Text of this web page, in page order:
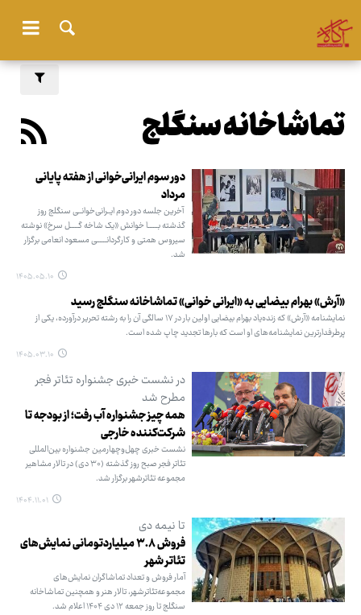
تماشاخانه سنگلج
دور سوم ایرانی‌خوانی از هفته پایانی
مرداد
آخرین جلسه دور دوم ایــرانی‌خوانــی سنگلج روز
گذشته بــــــا خوانش «یک شاخه گـــــل سرخ» نوشته
سیروس همتی و کارگردانــــــی مسعود انعامی برگزار
شد.
۱۴۰۵.۰۵.۱۰
«آرش» بهرام بیضایی به «ایرانی خوانی» تماشاخانه سنگلج رسید
نمایشنامه «آرش» که زنده‌یاد بهرام بیضایی اولین بار در ۱۷ سالگی آن را به رشته تحریر درآورده، یکی از
پرطرفدارترین نمایشنامه‌های او است که بارها تجدید چاپ شده است.
۱۴۰۵.۰۳.۱۰
در نشست خبری جشنواره تئاتر فجر
مطرح شد
همه چیز جشنواره آب رفت؛‌ از بودجه تا
شرکت‌کننده خارجی
نشست خبری چهل‌وچهارمین جشنواره بین‌المللی
تئاتر فجر صبح روز گذشته (۳۰ دی) در تالار مشاهیر
مجموعه تئاترشهر برگزار شد.
۱۴۰۴.۱۱.۰۱
تا نیمه دی‌
فروش ۳.۸ میلیاردتومانی نمایش‌های
تئاتر شهر
آمار فروش و تعداد تماشاگران نمایش‌های
مجموعه‌تئاترشهر، تالار هنر و همچنین تماشاخانه
سنگلج تا روز جمعه ۱۲ دی ۱۴۰۴ اعلام شد.